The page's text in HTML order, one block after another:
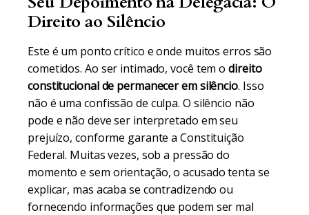
Direito ao Silêncio
Este é um ponto crítico e onde muitos erros são
cometidos. Ao ser intimado, você tem odireito
constitucional de permanecer em silêncio. Isso
não é uma confissão de culpa. O silêncio não
pode e não deve ser interpretado em seu
prejuízo, conforme garante a Constituição
Federal. Muitas vezes, sob a pressão do
momento e sem orientação, o acusado tenta se
explicar, mas acaba se contradizendo ou
fornecendo informações que podem ser mal